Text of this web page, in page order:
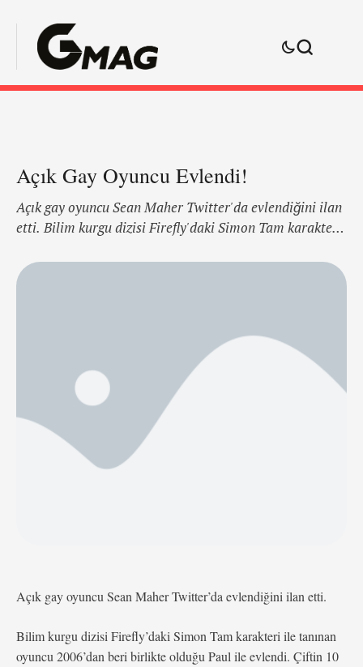
Açık Gay Oyuncu Evlendi!
Açık gay oyuncu Sean Maher Twitter'da evlendiğini ilan
etti. Bilim kurgu dizisi Firefly'daki Simon Tam karakteri
evlendi. Çiftin 10 yaşında Sophia Rose adlı bir kızları ve
6 yaşında Liam Xavier adlı bir oğulları var.
Twitliyorum. Profilimi kontrol edin. Hala hemen …
Açık gay oyuncu Sean Maher Twitter’da evlendiğini ilan etti.
Bilim kurgu dizisi Firefly’daki Simon Tam karakteri ile tanınan
oyuncu 2006’dan beri birlikte olduğu Paul ile evlendi. Çiftin 10